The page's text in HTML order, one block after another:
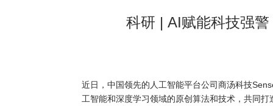
科研 | AI赋能科技强
近日，中国领先的人工智能平台公司商汤科技
工智能和深度学习领域的原创算法和技术，共同